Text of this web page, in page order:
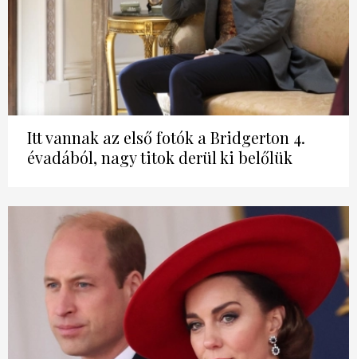
Itt vannak az első fotók a Bridgerton 4.
évadából, nagy titok derül ki belőlük